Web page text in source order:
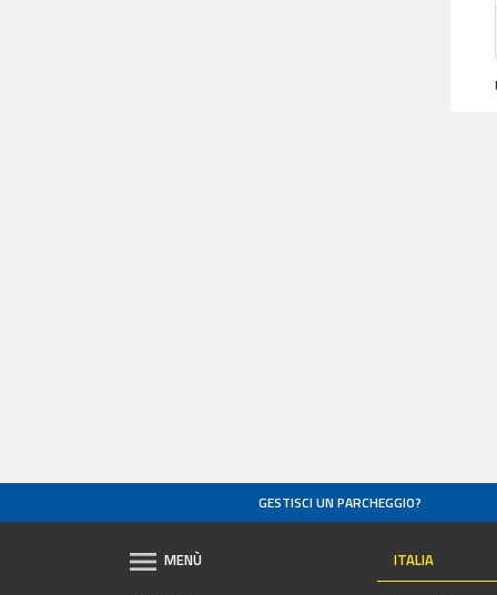
GESTISCI UN PARCHEGGIO?
MENÙ ITALIA